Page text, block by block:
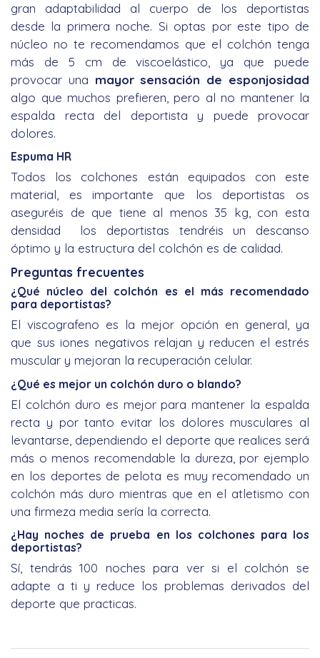
gran adaptabilidad al cuerpo de los deportistas
desde la primera noche. Si optas por este tipo de
núcleo no te recomendamos que el colchón tenga
más de 5 cm de viscoelástico, ya que puede
provocar una mayor sensación de esponjosidad
algo que muchos prefieren, pero al no mantener la
espalda recta del deportista y puede provocar
dolores.
Espuma HR
Todos los colchones están equipados con este
material, es importante que los deportistas os
aseguréis de que tiene al menos 35 kg, con esta
densidad los deportistas tendréis un descanso
óptimo y la estructura del colchón es de calidad.
Preguntas frecuentes
¿Qué núcleo del colchón es el más recomendado
para deportistas?
El viscografeno es la mejor opción en general, ya
que sus iones negativos relajan y reducen el estrés
muscular y mejoran la recuperación celular.
¿Qué es mejor un colchón duro o blando?
El colchón duro es mejor para mantener la espalda
recta y por tanto evitar los dolores musculares al
levantarse, dependiendo el deporte que realices será
más o menos recomendable la dureza, por ejemplo
en los deportes de pelota es muy recomendado un
colchón más duro mientras que en el atletismo con
una firmeza media sería la correcta.
¿Hay noches de prueba en los colchones para los
deportistas?
Sí, tendrás 100 noches para ver si el colchón se
adapte a ti y reduce los problemas derivados del
deporte que practicas.